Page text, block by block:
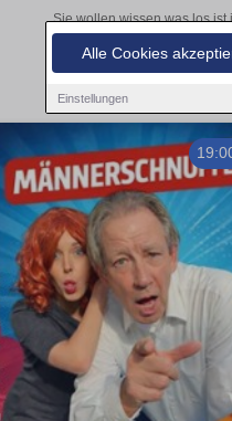
Alle Cookies
Einstellungen
Sie wollen wissen was los